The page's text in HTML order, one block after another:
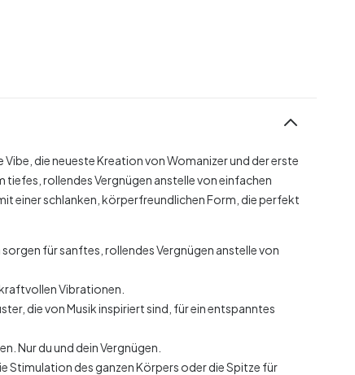
die neueste Kreation von Womanizer und der erste
rollendes Vergnügen anstelle von einfachen
einer schlanken, körperfreundlichen Form, die perfekt
für sanftes, rollendes Vergnügen anstelle von
Vibrationen.
die von Musik inspiriert sind, für ein entspanntes
Nur du und dein Vergnügen.
Stimulation des ganzen Körpers oder die Spitze für